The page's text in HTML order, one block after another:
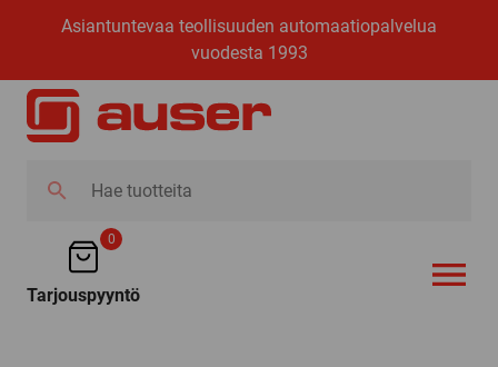
Asiantuntevaa teollisuuden automaatiopalvelua
vuodesta 1993
tuotteita
0
Tarjouspyyntö